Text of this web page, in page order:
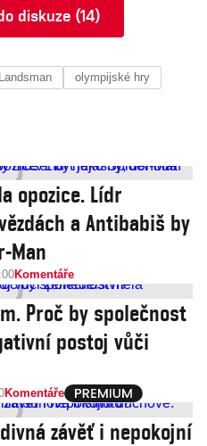
diskuze (14)
olympijské hry
opozice. Lídr
a Antibabiš by
Man
Komentáře
Proč by společnost
postoj vůči
Komentáře
závěť i nepokojní